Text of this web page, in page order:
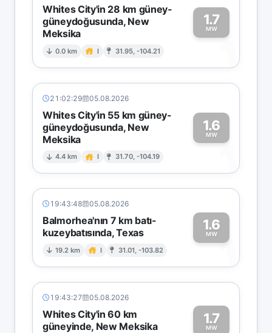
Whites City'in 28 km güney-
güneydoğusunda, New
Meksika
0.0 km I 31.95, -104.21
1.7
MW
1
21:02:29 05.08.2026
Whites City'in 55 km güney-
güneydoğusunda, New
Meksika
4.4 km I 31.70, -104.19
1.6
MW
1
19:43:48 05.08.2026
Balmorhea'nın 7 km batı-
kuzeybatısında, Texas
19.2 km I 31.01, -103.82
1.6
MW1
19:43:27 05.08.2026
Whites City'in 60 km
güneyinde, New Meksika
1.7
MW